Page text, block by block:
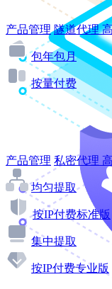
产品管理 隧道代理
包年包月
按量付费
产品管理 私密代理
均匀提取
按IP付费标准版
集中提取
按IP付费专业版